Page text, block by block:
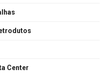
Center